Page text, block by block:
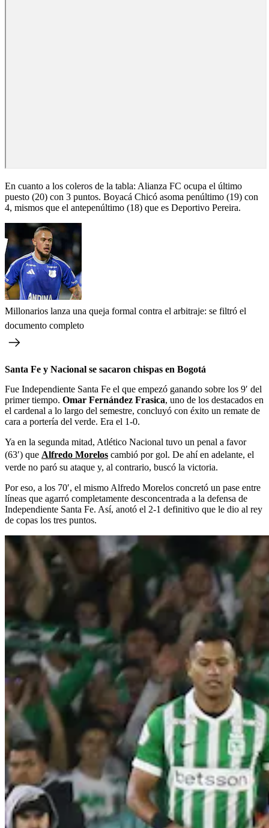
En cuanto a los coleros de la tabla: Alianza FC ocupa el último
puesto (20) con 3 puntos. Boyacá Chicó asoma penúltimo (19) con
4, mismos que el antepenúltimo (18) que es Deportivo Pereira.
Millonarios lanza una queja formal contra el arbitraje: se filtró el
documento completo
Santa Fe y Nacional se sacaron chispas en Bogotá
Fue Independiente Santa Fe el que empezó ganando sobre los 9′ del
primer tiempo. Omar Fernández Frasica, uno de los destacados en
el cardenal a lo largo del semestre, concluyó con éxito un remate de
cara a portería del verde. Era el 1-0.
Ya en la segunda mitad, Atlético Nacional tuvo un penal a favor
(63′) que Alfredo Morelos cambió por gol. De ahí en adelante, el
verde no paró su ataque y, al contrario, buscó la victoria.
Por eso, a los 70′, el mismo Alfredo Morelos concretó un pase entre
líneas que agarró completamente desconcentrada a la defensa de
Independiente Santa Fe. Así, anotó el 2-1 definitivo que le dio al rey
de copas los tres puntos.